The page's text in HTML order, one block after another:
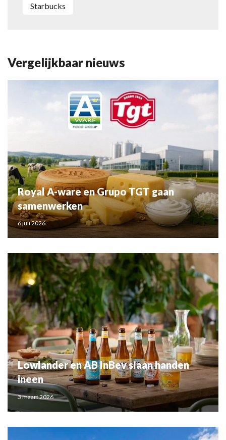
Starbucks
Vergelijkbaar nieuws
Royal A-ware en Grupo TGT gaan
samenwerken
6 juli 2026
Lowlander en AB InBev slaan handen
ineen
3 maart 2026